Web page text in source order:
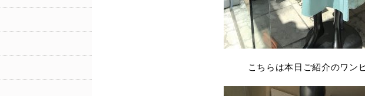
こちらは本日ご紹介のワン